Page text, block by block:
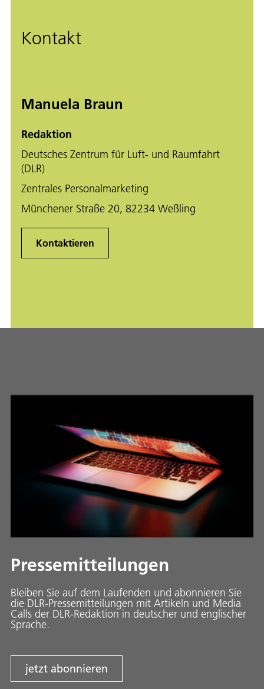
Kontakt
Manuela Braun
Redaktion
Deutsches Zentrum für Luft- und Raumfahrt
(DLR)
Zentrales Personalmarketing
Münchener Straße 20, 82234 Weßling
Kontaktieren
Pressemitteilungen
Bleiben Sie auf dem Laufenden und abonnieren Sie
die DLR-Pressemitteilungen mit Artikeln und Media
Calls der DLR-Redaktion in deutscher und englischer
Sprache.
jetzt abonnieren